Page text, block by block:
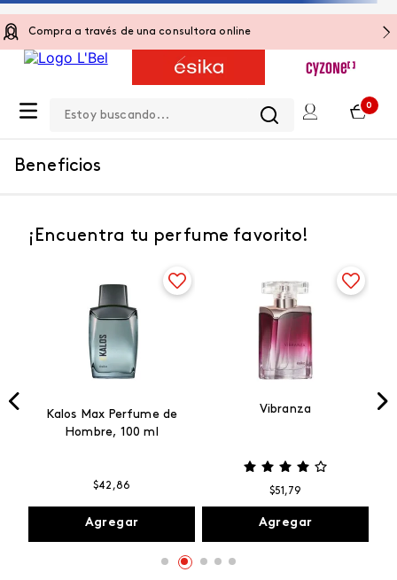
Compra a través de una consultora online
0
Beneficios
¡Encuentra tu perfume favorito!
Kalos Max Perfume de
Hombre, 100 ml
$42 ,86
Agregar
Vibranza
$51 ,79
Agregar